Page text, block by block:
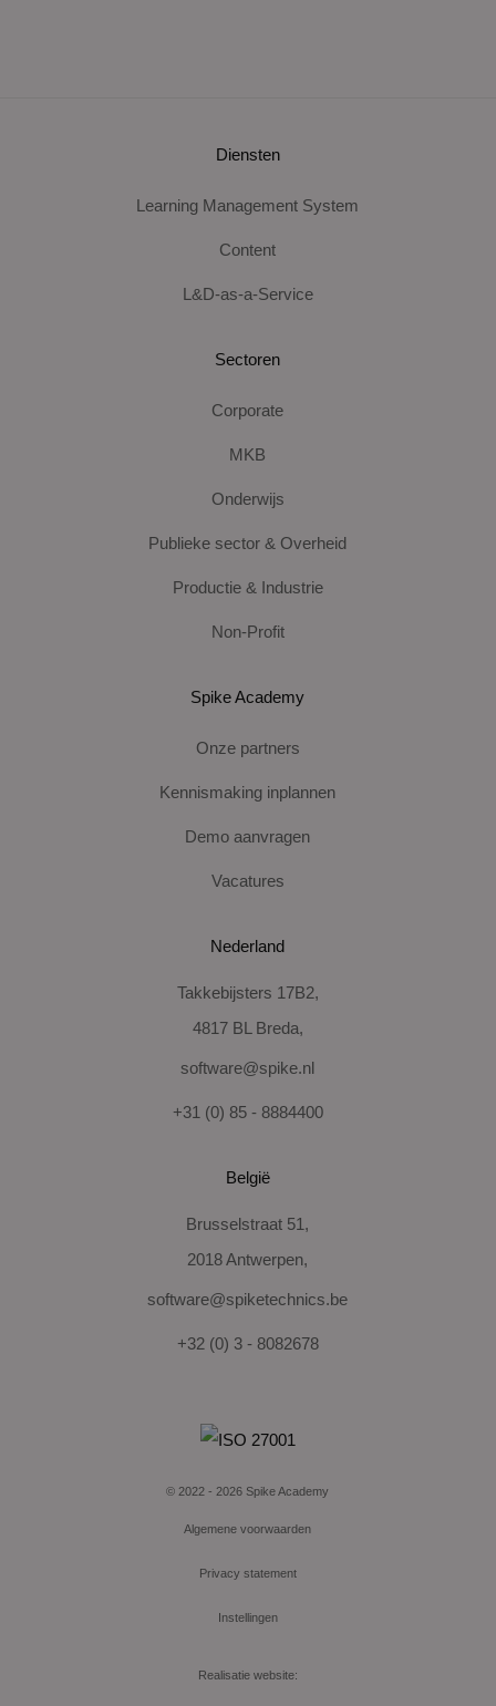
Diensten
Learning Management System
Content
L&D-as-a-Service
Sectoren
Corporate
MKB
Onderwijs
Publieke sector & Overheid
Productie & Industrie
Non-Profit
Spike Academy
Onze partners
Kennismaking inplannen
Demo aanvragen
Vacatures
Nederland
Takkebijsters 17B2,
4817 BL Breda,
software@spike.nl
+31 (0) 85 - 8884400
België
Brusselstraat 51,
2018 Antwerpen,
software@spiketechnics.be
+32 (0) 3 - 8082678
© 2022 - 2026 Spike Academy
Algemene voorwaarden
Privacy statement
Instellingen
Realisatie website: